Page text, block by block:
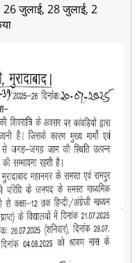
26 जुलाई, 28 जुलाई, 2